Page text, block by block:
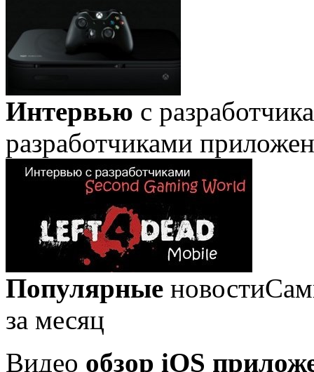
Интервью с
разработчиками
Популярные новости
за месяц
Видео обзор iOS